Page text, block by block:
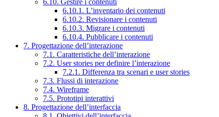
6.10. Gestire i contenuti
6.10.1. L’inventario dei contenuti
6.10.2. Revisionare i contenuti
6.10.3. Migrare i contenuti
6.10.4. Pubblicare i contenuti
7. Progettazione dell’interazione
7.1. Caratteristiche dell’interazione
7.2. User stories per definire l’interazione
7.2.1. Differenza tra scenari e user stories
7.3. Flussi di interazione
7.4. Wireframe
7.5. Prototipi interattivi
8. Progettazione dell’interfaccia